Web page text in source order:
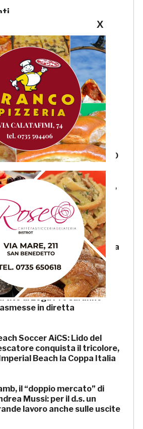
Samb, l’Osservatorio
la decisione al CASMS:
divieto
ripresi gli allenamenti:
seduta al Ciarrocchi. A
Tunjov
Samb smentisce notizie e
riguardanti la
del club. COMUNICATO
– Giusto criticare Massi,
anche riconoscerne i meriti
in piazza: giovedì 6
appuntamento in piazza
D’Acquisto
Serie C su Rai 2: alcune
di Lega Pro saranno
in diretta
Soccer AiCS: Lido del
conquista il tricolore,
Beach la Coppa Italia
il “doppio mercato” di
Mussi: per il d.s. un
lavoro anche sulle uscite
X